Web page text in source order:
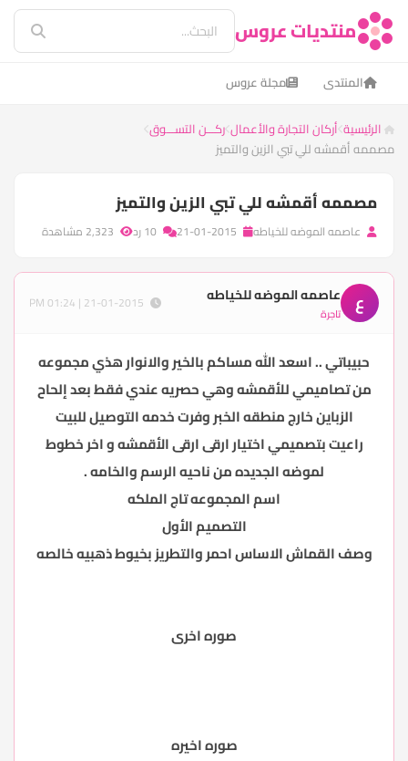
منتديات عروس
المنتدى مجلة عروس
الرئيسية أركان التجارة والأعمال ركـــن التســـوق
مصممه أقمشه للي تبي الزين والتميز
مصممه أقمشه للي تبي الزين والتميز
عاصمه الموضه للخياطه
ع عاصمه الموضه للخياطه
تاجرة
حبيباتي .. اسعد الله مساكم بالخير والانوار هذي مجموعه
من تصاميمي للأقمشه وهي حصريه عندي فقط بعد إلحاح
الزباين خارج منطقه الخبر وفرت خدمه التوصيل للبيت
راعيت بتصميمي اختيار ارقى ارقى الأقمشه و اخر خطوط
لموضه الجديده من ناحيه الرسم والخامه .
اسم المجموعه تاج الملكه
التصميم الأول
وصف القماش الاساس احمر والتطريز بخيوط ذهبيه خالصه
صوره اخرى
صوره اخيره